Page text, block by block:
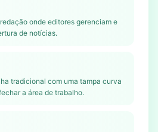
onde editores gerenciam e
de notícias.
tradicional com uma tampa curva
a área de trabalho.